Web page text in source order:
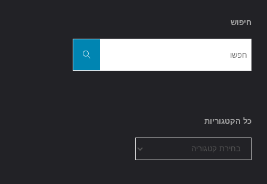
חיפוש
חפשו
כל הקטגוריות
הקטגוריות